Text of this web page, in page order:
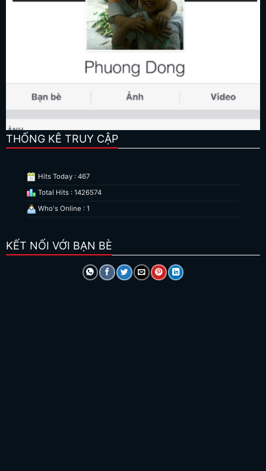
THỐNG KÊ TRUY CẬP
Hits Today : 467
Total Hits : 1426574
Who's Online : 1
KẾT NỐI VỚI BẠN BÈ